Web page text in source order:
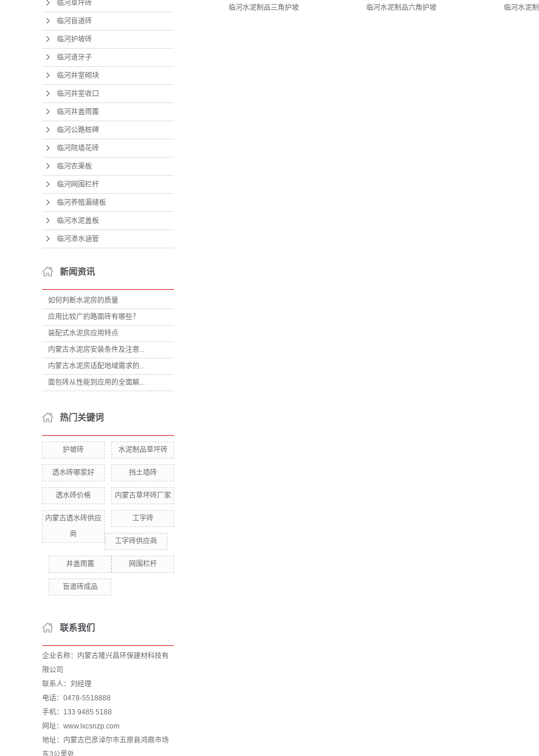
临河草坪砖
临河盲道砖
临河护坡砖
临河道牙子
临河井室砌块
临河井室收口
临河井盖雨篦
临河公路桩碑
临河院墙花砖
临河农渠板
临河网围栏杆
临河养殖漏缝板
临河水泥盖板
临河渗水涵管
新闻资讯
如何判断水泥房的质量
应用比较广的路面砖有哪些？
装配式水泥房应用特点
内蒙古水泥房安装条件及注意...
内蒙古水泥房适配地域需求的...
面包砖从性能到应用的全面解...
热门关键词
护坡砖 水泥制品草坪砖
透水砖哪家好 挡土墙砖
透水砖价格 内蒙古草坪砖厂家
内蒙古透水砖供应
商
工字砖
工字砖供应商
井盖雨篦 网围栏杆
盲道砖成品
联系我们
企业名称：内蒙古隆兴昌环保建材科技有
限公司
联系人：刘经理
电话：0478-5518888
手机：133 9485 5188
网址：www.lxcsnzp.com
地址：内蒙古巴彦淖尔市五原县鸿鼎市场
东3公里处
临河水泥制品三角护坡 临河水泥制品六角护坡 临河水泥